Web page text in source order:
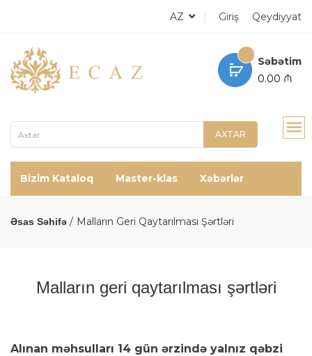
AZ Giriş Qeydiyyat
Səbətim
0.00 ₼
AXTAR
Bizim Kataloq Master-klas Xəbərlər
Əsas Səhifə Malların Geri Qaytarılması Şərtləri
Malların geri qaytarılması şərtləri
Alınan məhsulları 14 gün ərzində yalnız qəbzi